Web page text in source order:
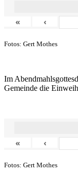
« ‹
Fotos: Gert Mothes
Im
Gemeinde die
« ‹
Fotos: Gert Mothes